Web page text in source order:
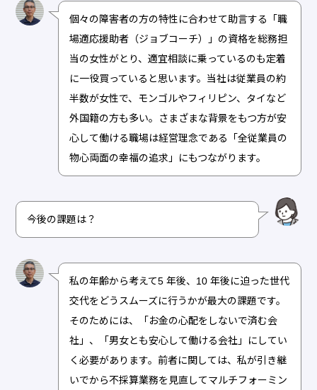
個々の障害者の方の特性に合わせて助言する「職
場適応援助者（ジョブコーチ）」の資格を総務担
当の女性がとり、適宜相談に乗っているのも定着
に一役買っていると思います。当社は従業員の約
半数が女性で、モンゴルやフィリピン、タイなど
外国籍の方も多い。さまざまな背景をもつ方が安
心して働ける職場は経営理念である「全従業員の
物心両面の幸福の追求」にもつながります。
今後の課題は？
私の年齢から考えて5 年後、10 年後に迫った世代
交代をどうスムーズに行うかが最大の課題です。
そのためには、「お金の心配をしないで済む会
社」、「男女とも安心して働ける会社」にしてい
く必要があります。前者に関しては、私が引き継
いでから不採算業務を見直してマルチフォーミン